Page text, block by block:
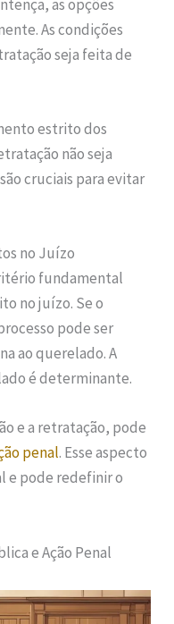
as opções
As condições
seja feita de
estrito dos
não seja
cruciais para evitar
no Juízo
fundamental
no juízo. Se o
pode ser
ao querelado. A
é determinante.
e a retratação, pode
penal. Esse aspecto
e pode redefinir o
e Ação Penal